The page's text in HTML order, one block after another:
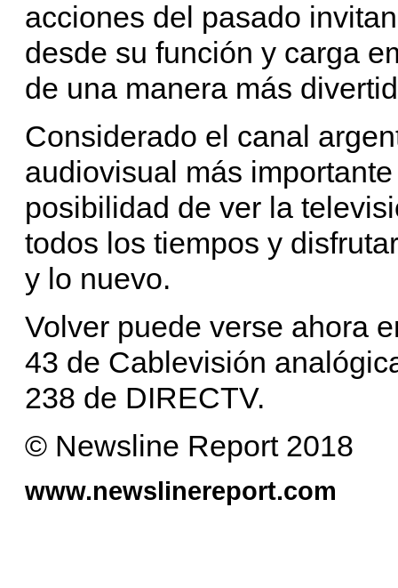
acciones del pasado
desde su función y carga
de una manera más
Considerado el canal
audiovisual más
posibilidad de ver la
todos los tiempos y
y lo nuevo.
Volver puede verse ahora
43 de Cablevisión
238 de DIRECTV.
© Newsline Report 2018
www.newslinereport.com